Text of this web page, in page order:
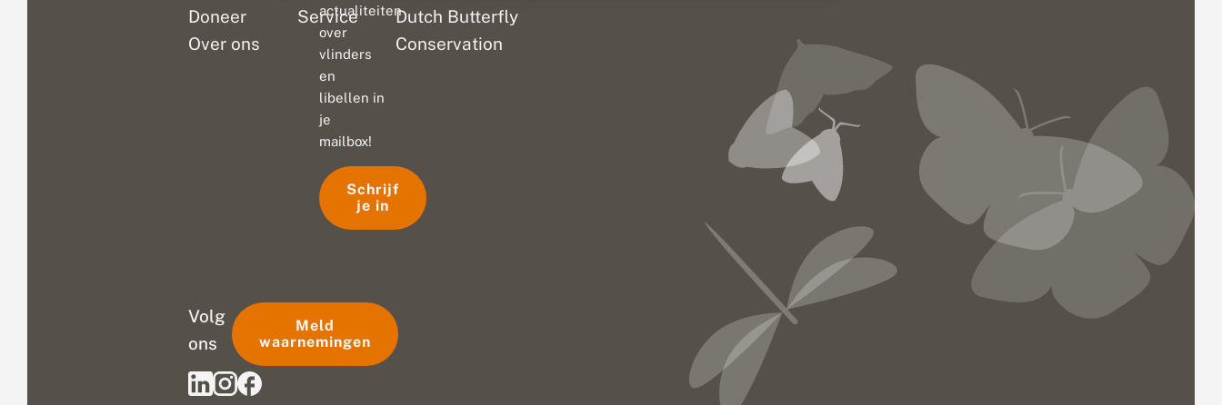
Doneer
Over ons
Service
Dutch Butterfly
Conservation
actualiteiten
over
vlinders
en
libellen in
je
mailbox!
Schrijf
je in
Volg
ons
Meld
waarnemingen